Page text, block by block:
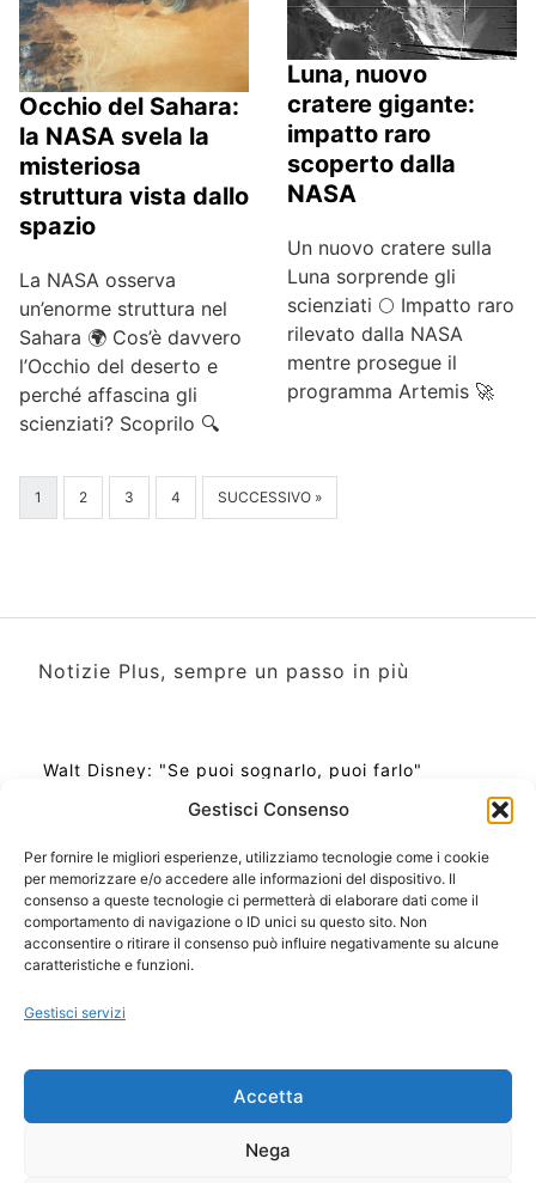
Gestisci Consenso
Per fornire le migliori esperienze, utilizziamo tecnologie come i cookie
per memorizzare e/o accedere alle informazioni del dispositivo. Il
consenso a queste tecnologie ci permetterà di elaborare dati come il
comportamento di navigazione o ID unici su questo sito. Non
acconsentire o ritirare il consenso può influire negativamente su alcune
caratteristiche e funzioni.
Gestisci servizi
Accetta
Nega
Occhio del Sahara:
la NASA svela la
misteriosa
struttura vista dallo
spazio
La NASA osserva
un’enorme struttura nel
Sahara 🌍 Cos’è davvero
l’Occhio del deserto e
perché affascina gli
scienziati? Scoprilo 🔍
Luna, nuovo
cratere gigante:
impatto raro
scoperto dalla
NASA
Un nuovo cratere sulla
Luna sorprende gli
scienziati 🌕 Impatto raro
rilevato dalla NASA
mentre prosegue il
programma Artemis 🚀
1 2 3 4 SUCCESSIVO »
Notizie Plus, sempre un passo in più
Walt Disney: "Se puoi sognarlo, puoi farlo"
Ora Esatta in Italia in questo momento
Ti Senti Strano Ultimamente? Potrebbe Essere per
la Risonanza di Schumann
Come Sapere Se Stai Ascendendo alla Quinta
Copyright 2026 NotiziePlus.com
📰 Contenuto Umano Verificato